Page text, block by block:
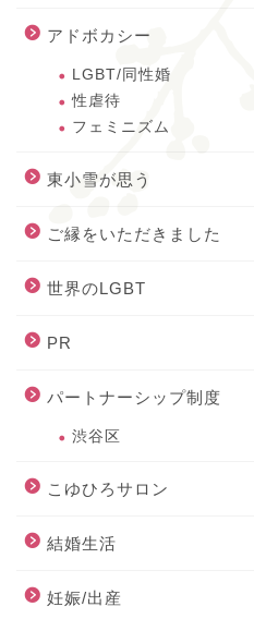
アドボカシー
LGBT/同性婚
性虐待
フェミニズム
東小雪が思う
ご縁をいただきました
世界のLGBT
PR
パートナーシップ制度
渋谷区
こゆひろサロン
結婚生活
妊娠/出産